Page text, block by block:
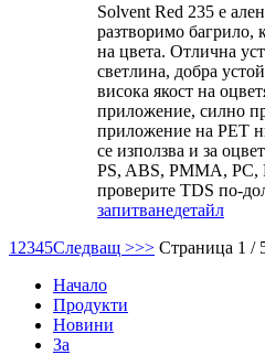
Solvent Red 235 е
разтворимо багрило,
на цвета. Отлична
светлина, добра
висока якост на
приложение, силно
приложение на PET
се използва и за
PS, ABS, PMMA, PC,
проверите TDS по-
запитванедетайл
1 2345Следващ >>> Страница 1 /
Начало
Продукти
Новини
За